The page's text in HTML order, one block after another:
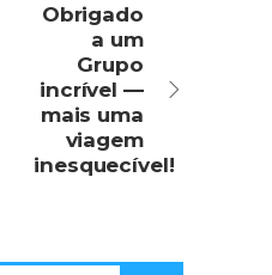
Obrigado
a um
Grupo
incrível —
mais uma
viagem
inesquecível!